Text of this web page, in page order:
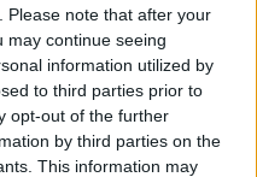
Please note that after your
may continue seeing
information utilized by
to third parties prior to
opt-out of the further
by third parties on the
This information may